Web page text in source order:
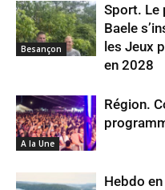
Besançon
Sport. Le
Baele
les Jeux
en 2028
A la Une
Région.
Hebdo